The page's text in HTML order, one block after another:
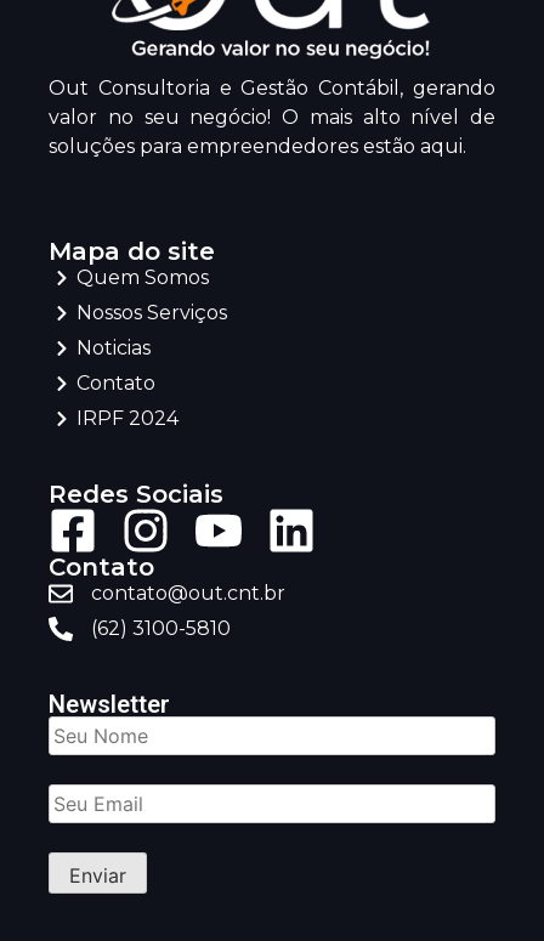
Out Consultoria e Gestão Contábil, gerando
valor no seu negócio! O mais alto nível de
soluções para empreendedores estão aqui.
Mapa do site
Quem Somos
Nossos Serviços
Noticias
Contato
IRPF 2024
Redes Sociais
Contato
contato@out.cnt.br
(62) 3100-5810
Newsletter